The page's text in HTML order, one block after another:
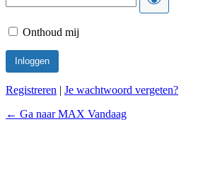
Onthoud mij
Registreren | Je wachtwoord vergeten?
← Ga naar MAX Vandaag